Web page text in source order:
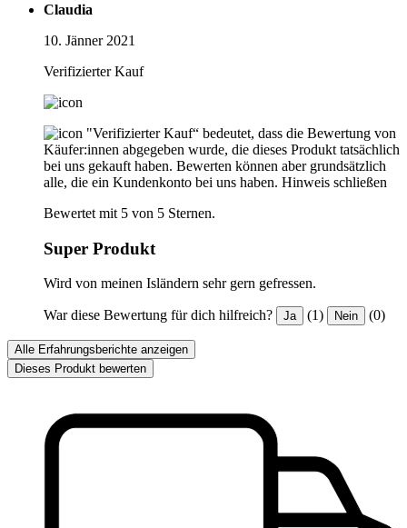
Claudia
10. Jänner 2021
Verifizierter Kauf
"Verifizierter Kauf“ bedeutet, dass die Bewertung von
Käufer:innen abgegeben wurde, die dieses Produkt tatsächlich
bei uns gekauft haben. Bewerten können aber grundsätzlich
alle, die ein Kundenkonto bei uns haben. Hinweis schließen
Bewertet mit 5 von 5 Sternen.
Super Produkt
Wird von meinen Isländern sehr gern gefressen.
War diese Bewertung für dich hilfreich? Ja (1) Nein (0)
Alle Erfahrungsberichte anzeigen
Dieses Produkt bewerten